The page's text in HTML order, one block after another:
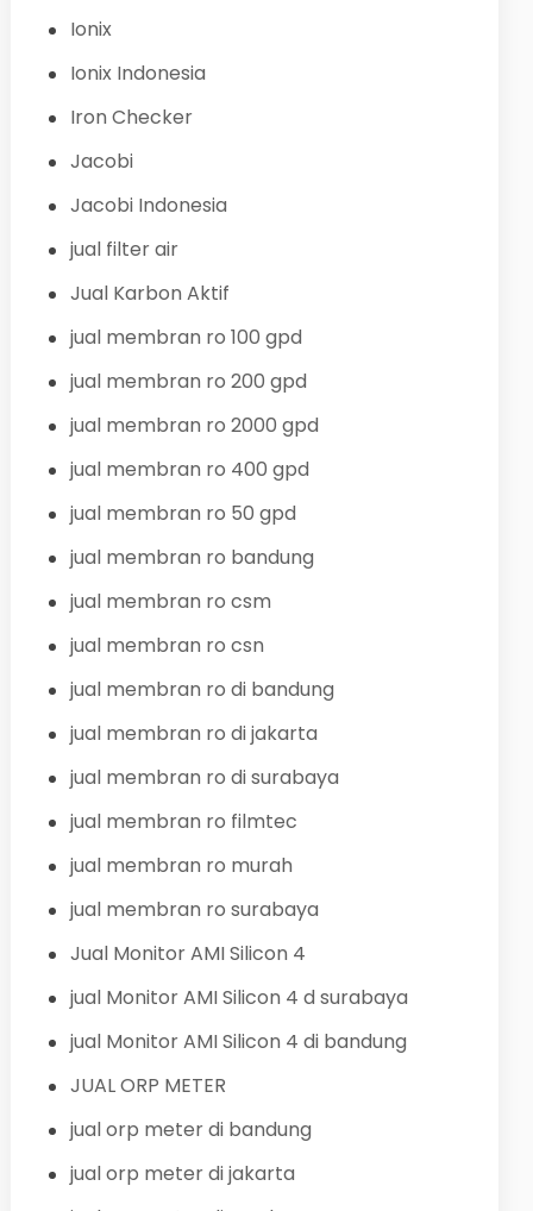
Ionix
Ionix Indonesia
Iron Checker
Jacobi
Jacobi Indonesia
jual filter air
Jual Karbon Aktif
jual membran ro 100 gpd
jual membran ro 200 gpd
jual membran ro 2000 gpd
jual membran ro 400 gpd
jual membran ro 50 gpd
jual membran ro bandung
jual membran ro csm
jual membran ro csn
jual membran ro di bandung
jual membran ro di jakarta
jual membran ro di surabaya
jual membran ro filmtec
jual membran ro murah
jual membran ro surabaya
Jual Monitor AMI Silicon 4
jual Monitor AMI Silicon 4 d surabaya
jual Monitor AMI Silicon 4 di bandung
JUAL ORP METER
jual orp meter di bandung
jual orp meter di jakarta